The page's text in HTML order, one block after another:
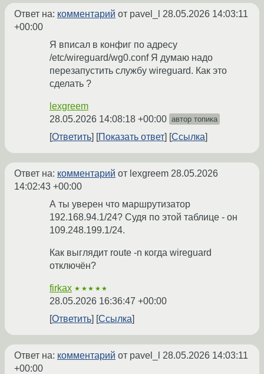
Ответ на: комментарий от pavel_l 28.05.2026 14:03:11
+00:00
Я вписал в конфиг по адресу
/etc/wireguard/wg0.conf Я думаю надо
перезапустить службу wireguard. Как это
сделать ?
lexgreem
28.05.2026 14:08:18 +00:00 автор топика
Ответить Показать ответ Ссылка
Ответ на: комментарий от lexgreem 28.05.2026
14:02:43 +00:00
А ты уверен что маршрутизатор
192.168.94.1/24? Судя по этой таблице - он
109.248.199.1/24.
Как выглядит route -n когда wireguard
отключён?
firkax ★★★★★
28.05.2026 16:36:47 +00:00
Ответить
Ссылка
Ответ на: комментарий от pavel_l 28.05.2026 14:03:11
+00:00